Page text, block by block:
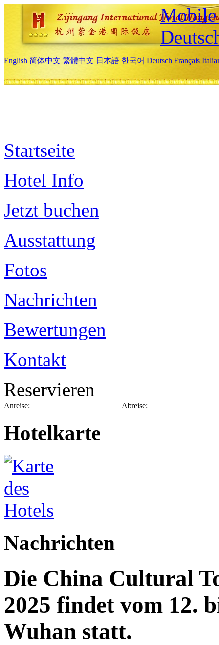
Mobile
English 简体中文 繁體中文 日本語 한국어 Deutsch Français
Startseite
Hotel Info
Jetzt buchen
Ausstattung
Fotos
Nachrichten
Bewertungen
Kontakt
Reservieren
Anreise: Abreise:
Hotelkarte
Nachrichten
Die China Cultural
2025 findet vom 12.
Wuhan statt.